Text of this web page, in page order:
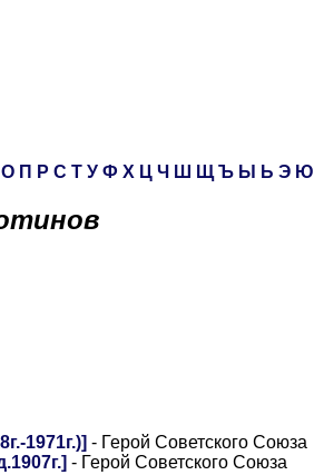
О П Р С Т У Ф Х Ц Ч Ш Щ Ъ Ы Ь Э Ю
1971г.)] - Герой Советского Союза
- Герой Советского Союза